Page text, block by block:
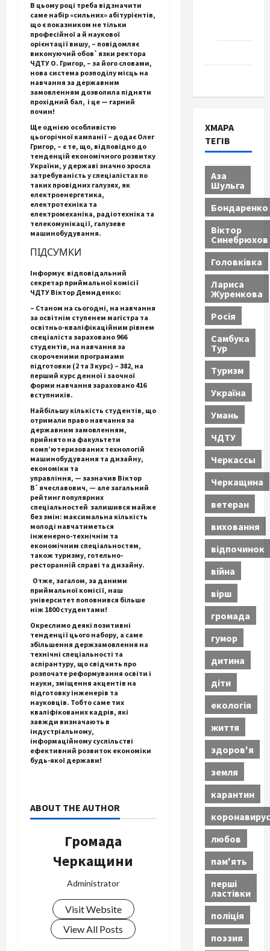
В цьому році треба відзначити
саме набір «сильних» абітурієнтів,
що є показником не тільки
професійної а й наукової
орієнтації вишу, – повідомляє
виконуючий обов`язки ректора
ЧДТУ О. Григор, – за його словами,
нова система розподілу місць на
навчання за державним
замовленням дозволила підняти
прохідний бал, і це — гарний
почин!
Ще однією особливістю
цьогорічної кампанії – додає Олег
Григор, – є те, що, відповідно до
тенденцій економічного розвитку
України, у державі значно зросла
затребуваність у спеціалістах по
таких провідних галузях, як
електроенергетика,
електротехніка та
електромеханіка, радіотехніка та
телекомунікації, галузеве
машинобудування.
ПІДСУМКИ
Інформує відповідальний
секретар приймальної комісії
ЧДТУ Віктор Демиденко:
– Станом на сьогодні, на навчання
за освітнім ступенем магістра та
освітньо-кваліфікаційним рівнем
спеціаліста зараховано 966
студентів, на навчання за
скороченими програмами
підготовки (2 та 3 курс) – 382, на
перший курс денної і заочної
форми навчання зараховано 416
вступників.
Найбільшу кількість студентів, що
отримали право навчання за
державним замовленням,
прийнято на факультети
комп’ютеризованих технологій
машинобудування та дизайну,
економіки та
управління, — зазначив Віктор
В`ячеславович, — але загальний
рейтинг популярних
спеціальностей залишився майже
без змін: максимальна кількість
молоді навчатиметься
інженерно-технічнім та
економічним спеціальностям,
також туризму, готельно-
ресторанній справі та дизайну.
Отже, загалом, за даними
приймальної комісії, наш
університет поповнився більше
ніж 1800 студентами!
Окреслимо деякі позитивні
тенденції цього набору, а саме
збільшення держзамовлення на
технічні спеціальності та
аспірантуру, що свідчить про
розпочате реформування освіти і
науки, зміщення акцентів на
підготовку інженерів та
науковців. Тобто саме тих
кваліфікованих кадрів, які
завжди визначають в
індустріальному,
інформаційному суспільстві
ефективний розвиток економіки
будь-якої держави!
ABOUT THE AUTHOR
Громада
Черкащини
Administrator
Visit Website
View All Posts
ХМАРА
ТЕГІВ
Аза
Шульга
Бондаренко
Віктор
Синебрюхов
Головківка
Лариса
Журенкова
Росія
Самбука
Тур
Туризм
Україна
Умань
ЧДТУ
Черкассы
Черкащина
ветеран
виховання
відпочинок
війна
вірш
громада
гумор
дитина
діти
екологія
життя
здоров'я
земля
карантин
коронавирус
любов
пам'ять
перші
ластівки
поліція
поэзия